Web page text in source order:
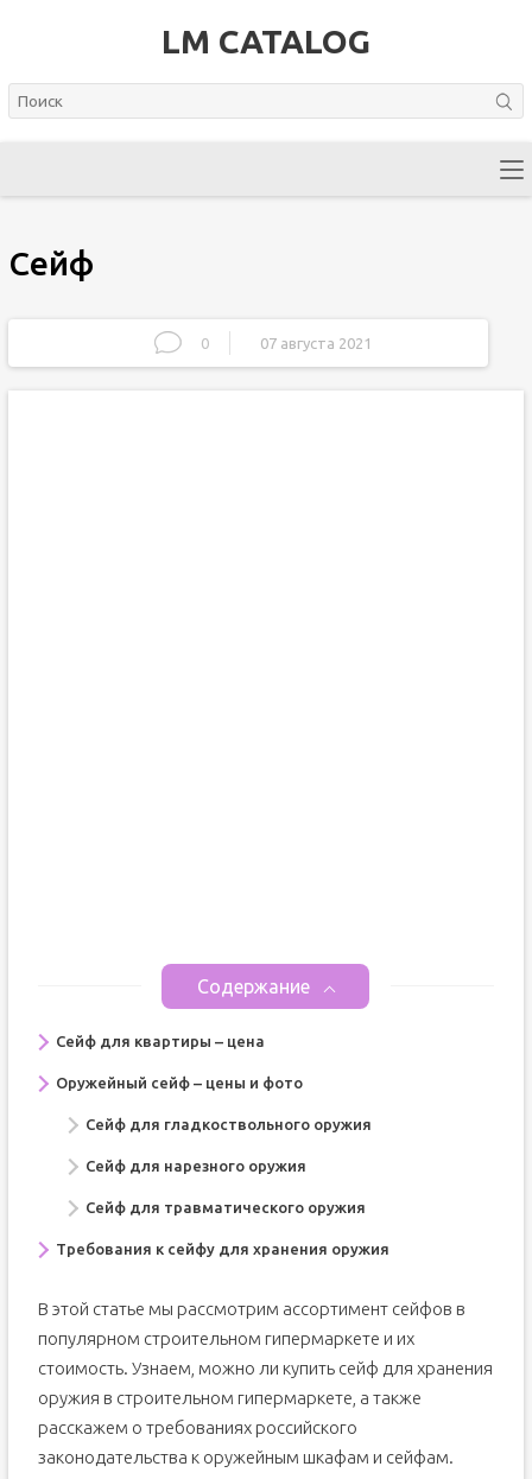
LM CATALOG
Сейф
0 07 августа 2021
Содержание
Сейф для квартиры – цена
Оружейный сейф – цены и фото
Сейф для гладкоствольного оружия
Сейф для нарезного оружия
Сейф для травматического оружия
Требования к сейфу для хранения оружия
В этой статье мы рассмотрим ассортимент сейфов в
популярном строительном гипермаркете и их
стоимость. Узнаем, можно ли купить сейф для хранения
оружия в строительном гипермаркете, а также
расскажем о требованиях российского
законодательства к оружейным шкафам и сейфам.